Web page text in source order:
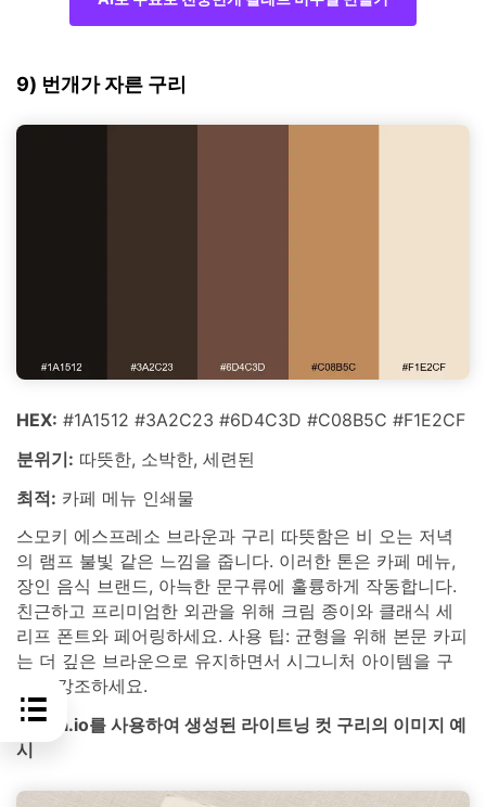
9) 번개가 자른 구리
HEX: #1A1512 #3A2C23 #6D4C3D #C08B5C #F1E2CF
분위기: 따뜻한, 소박한, 세련된
최적: 카페 메뉴 인쇄물
스모키 에스프레소 브라운과 구리 따뜻함은 비 오는 저녁
의 램프 불빛 같은 느낌을 줍니다. 이러한 톤은 카페 메뉴,
장인 음식 브랜드, 아늑한 문구류에 훌륭하게 작동합니다.
친근하고 프리미엄한 외관을 위해 크림 종이와 클래식 세
리프 폰트와 페어링하세요. 사용 팁: 균형을 위해 본문 카피
는 더 깊은 브라운으로 유지하면서 시그니처 아이템을 구
리로 강조하세요.
media.io를 사용하여 생성된 라이트닝 컷 구리의 이미지 예
시